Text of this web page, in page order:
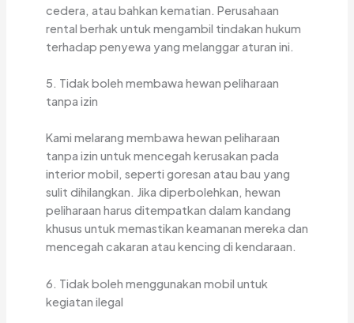
cedera, atau bahkan kematian. Perusahaan
rental berhak untuk mengambil tindakan hukum
terhadap penyewa yang melanggar aturan ini.
5. Tidak boleh membawa hewan peliharaan
tanpa izin
Kami melarang membawa hewan peliharaan
tanpa izin untuk mencegah kerusakan pada
interior mobil, seperti goresan atau bau yang
sulit dihilangkan. Jika diperbolehkan, hewan
peliharaan harus ditempatkan dalam kandang
khusus untuk memastikan keamanan mereka dan
mencegah cakaran atau kencing di kendaraan.
6. Tidak boleh menggunakan mobil untuk
kegiatan ilegal